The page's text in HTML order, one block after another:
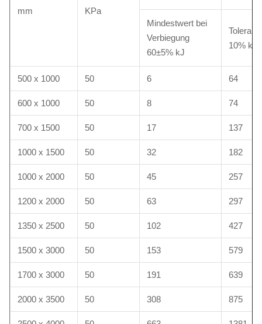
mm KPa
Mindestwert bei
Verbiegung
60±5% kJ
10% kN
500 x 1000 50 6 64
600 x 1000 50 8 74
700 x 1500 50 17 137
1000 x 1500 50 32 182
1000 x 2000 50 45 257
1200 x 2000 50 63 297
1350 x 2500 50 102 427
1500 x 3000 50 153 579
1700 x 3000 50 191 639
2000 x 3500 50 308 875